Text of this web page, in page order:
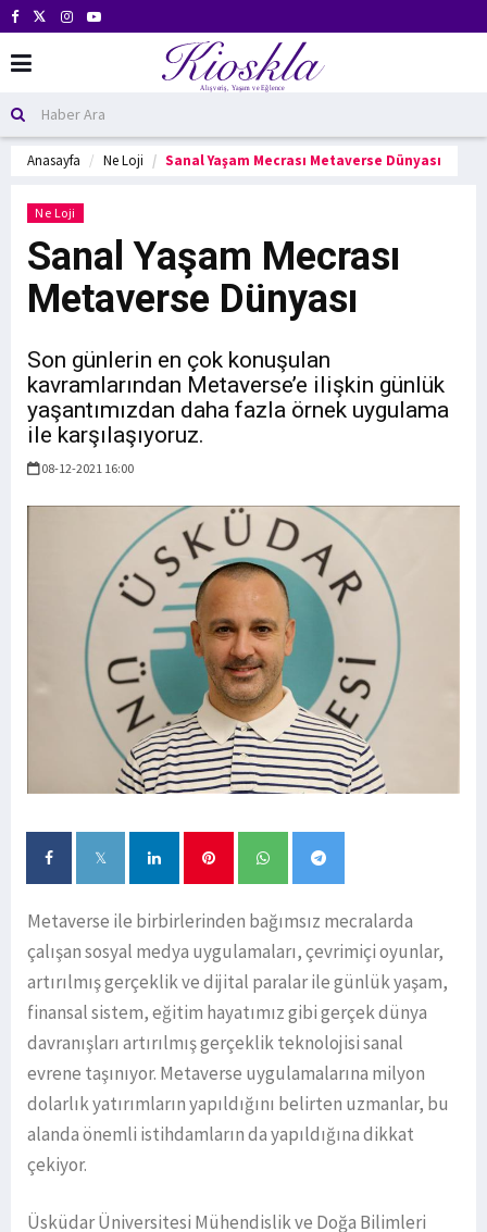
Anasayfa Ne Loji Sanal Yaşam Mecrası Metaverse Dünyası
Ne Loji
Sanal Yaşam Mecrası
Metaverse Dünyası
Son günlerin en çok konuşulan
kavramlarından Metaverse’e ilişkin günlük
yaşantımızdan daha fazla örnek uygulama
ile karşılaşıyoruz.
08-12-2021 16:00
Metaverse ile birbirlerinden bağımsız mecralarda
çalışan sosyal medya uygulamaları, çevrimiçi oyunlar,
artırılmış gerçeklik ve dijital paralar ile günlük yaşam,
finansal sistem, eğitim hayatımız gibi gerçek dünya
davranışları artırılmış gerçeklik teknolojisi sanal
evrene taşınıyor. Metaverse uygulamalarına milyon
dolarlık yatırımların yapıldığını belirten uzmanlar, bu
alanda önemli istihdamların da yapıldığına dikkat
çekiyor.
Üsküdar Üniversitesi Mühendislik ve Doğa Bilimleri